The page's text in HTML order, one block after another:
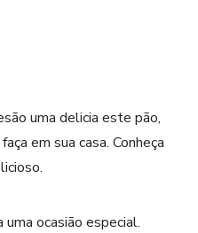
uma delicia este pão,
em sua casa. Conheça
ocasião especial.